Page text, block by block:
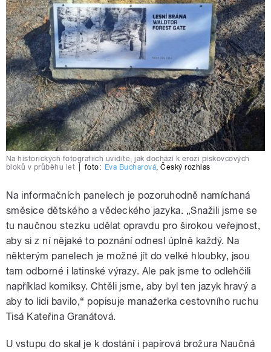
Na historických fotografiích uvidíte, jak dochází k erozi pískovcových
bloků v průběhu let
foto: Eva Bucharová,Český rozhlas
Na informačních panelech je pozoruhodně namíchaná
směsice dětského a vědeckého jazyka. „Snažili jsme se
tu naučnou stezku udělat opravdu pro širokou veřejnost,
aby si z ní nějaké to poznání odnesl úplně každý. Na
některým panelech je možné jít do velké hloubky, jsou
tam odborné i latinské výrazy. Ale pak jsme to odlehčili
například komiksy. Chtěli jsme, aby byl ten jazyk hravý a
aby to lidi bavilo,“ popisuje manažerka cestovního ruchu
Tisá Kateřina Granátová.
U vstupu do skal je k dostání i papírová brožura Naučná